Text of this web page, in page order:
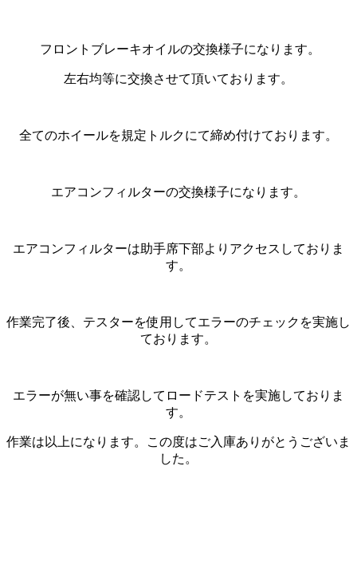
フロントブレーキオイルの交換様子になります。
左右均等に交換させて頂いております。
全てのホイールを規定トルクにて締め付けております。
エアコンフィルターの交換様子になります。
エアコンフィルターは助手席下部よりアクセスしておりま
す。
作業完了後、テスターを使用してエラーのチェックを実施し
ております。
エラーが無い事を確認してロードテストを実施しておりま
す。
作業は以上になります。この度はご入庫ありがとうございま
した。